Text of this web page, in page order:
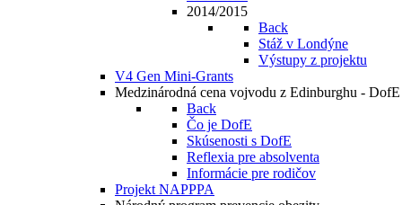
2014/2015
Back
Stáž v Londýne
Výstupy z projektu
V4 Gen Mini-Grants
Medzinárodná cena vojvodu z Edinburghu - DofE
Back
Čo je DofE
Skúsenosti s DofE
Reflexia pre absolventa
Informácie pre rodičov
Projekt NAPPPA